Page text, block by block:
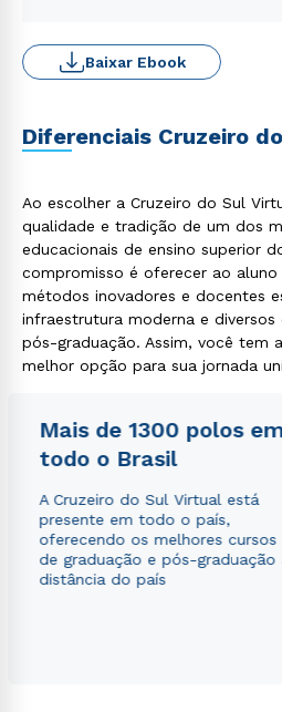
Baixar Ebook
Diferenciais Cruzeiro
Ao escolher a Cruzeiro do Sul
qualidade e tradição de um dos
educacionais de ensino superior
compromisso é oferecer ao
métodos inovadores e docentes
infraestrutura moderna e diversos
pós-graduação. Assim, você tem
melhor opção para sua jornada
Mais de 1300 polos
todo o Brasil
A Cruzeiro do Sul Virtual está
presente em todo o país,
oferecendo os melhores cursos
de graduação e pós-graduação
distância do país